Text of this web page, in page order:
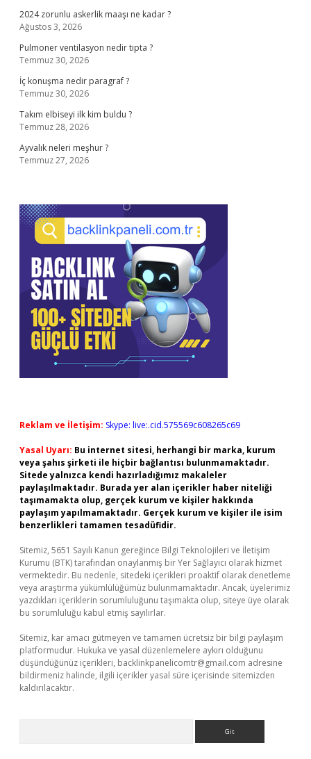
2024 zorunlu askerlik maaşı ne kadar ?
Ağustos 3, 2026
Pulmoner ventilasyon nedir tıpta ?
Temmuz 30, 2026
İç konuşma nedir paragraf ?
Temmuz 30, 2026
Takım elbiseyi ilk kim buldu ?
Temmuz 28, 2026
Ayvalık neleri meşhur ?
Temmuz 27, 2026
Reklam ve İletişim: Skype: live:.cid.575569c608265c69
Yasal Uyarı: Bu internet sitesi, herhangi bir marka, kurum
veya şahıs şirketi ile hiçbir bağlantısı bulunmamaktadır.
Sitede yalnızca kendi hazırladığımız makaleler
paylaşılmaktadır. Burada yer alan içerikler haber niteliği
taşımamakta olup, gerçek kurum ve kişiler hakkında
paylaşım yapılmamaktadır. Gerçek kurum ve kişiler ile isim
benzerlikleri tamamen tesadüfidir.
Sitemiz, 5651 Sayılı Kanun gereğince Bilgi Teknolojileri ve İletişim
Kurumu (BTK) tarafından onaylanmış bir Yer Sağlayıcı olarak hizmet
vermektedir. Bu nedenle, sitedeki içerikleri proaktif olarak denetleme
veya araştırma yükümlülüğümüz bulunmamaktadır. Ancak, üyelerimiz
yazdıkları içeriklerin sorumluluğunu taşımakta olup, siteye üye olarak
bu sorumluluğu kabul etmiş sayılırlar.
Sitemiz, kar amacı gütmeyen ve tamamen ücretsiz bir bilgi paylaşım
platformudur. Hukuka ve yasal düzenlemelere aykırı olduğunu
düşündüğünüz içerikleri, backlinkpanelicomtr@gmail.com adresine
bildirmeniz halinde, ilgili içerikler yasal süre içerisinde sitemizden
kaldırılacaktır.